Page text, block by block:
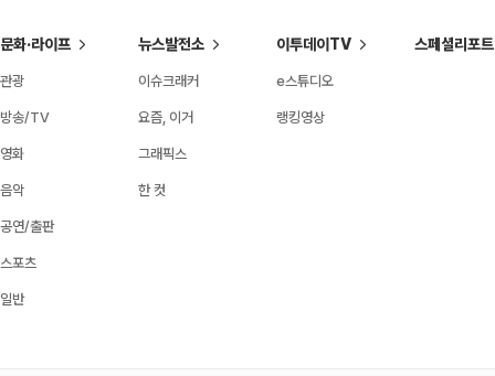
문화·라이프
관광
방송/TV
영화
음악
공연/출판
스포츠
일반
뉴스발전소
이슈크래커
요즘, 이거
그래픽스
한 컷
이투데이TV
e스튜디오
랭킹영상
스페셜리포트